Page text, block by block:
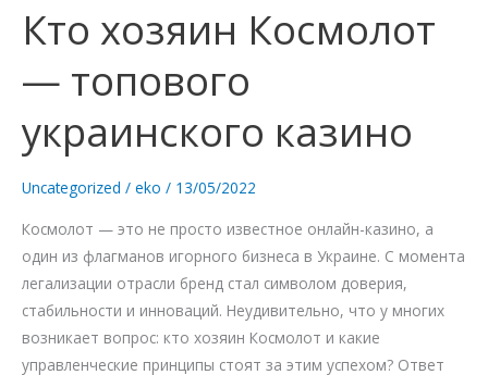
Кто хозяин Космолот
— топового
украинского казино
Uncategorized / eko / 13/05/2022
Космолот — это не просто известное онлайн-казино, а
один из флагманов игорного бизнеса в Украине. С момента
легализации отрасли бренд стал символом доверия,
стабильности и инноваций. Неудивительно, что у многих
возникает вопрос: кто хозяин Космолот и какие
управленческие принципы стоят за этим успехом? Ответ
Кто
хозяин
Космолот
топового
украинского
казино